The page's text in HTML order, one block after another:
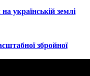
українській землі
збройної